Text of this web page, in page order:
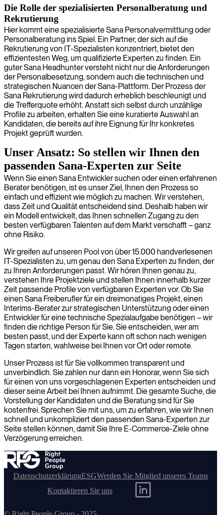
Die Rolle der spezialisierten Personalberatung und
Rekrutierung
Hier kommt eine spezialisierte Sana Personalvermittlung oder
Personalberatung ins Spiel. Ein Partner, der sich auf die
Rekrutierung von IT-Spezialisten konzentriert, bietet den
effizientesten Weg, um qualifizierte Experten zu finden. Ein
guter Sana Headhunter versteht nicht nur die Anforderungen
der Personalbesetzung, sondern auch die technischen und
strategischen Nuancen der Sana-Plattform. Der Prozess der
Sana Rekrutierung wird dadurch erheblich beschleunigt und
die Trefferquote erhöht. Anstatt sich selbst durch unzählige
Profile zu arbeiten, erhalten Sie eine kuratierte Auswahl an
Kandidaten, die bereits auf ihre Eignung für Ihr konkretes
Projekt geprüft wurden.
Unser Ansatz: So stellen wir Ihnen den
passenden Sana-Experten zur Seite
Wenn Sie einen Sana Entwickler suchen oder einen erfahrenen
Berater benötigen, ist es unser Ziel, Ihnen den Prozess so
einfach und effizient wie möglich zu machen. Wir verstehen,
dass Zeit und Qualität entscheidend sind. Deshalb haben wir
ein Modell entwickelt, das Ihnen schnellen Zugang zu den
besten verfügbaren Talenten auf dem Markt verschafft – ganz
ohne Risiko.
Wir greifen auf unseren Pool von über 15.000 handverlesenen
IT-Spezialisten zu, um genau den Sana Experten zu finden, der
zu Ihren Anforderungen passt. Wir hören Ihnen genau zu,
verstehen Ihre Projektziele und stellen Ihnen innerhalb kurzer
Zeit passende Profile von verfügbaren Experten vor. Ob Sie
einen Sana Freiberufler für ein dreimonatiges Projekt, einen
Interims-Berater zur strategischen Unterstützung oder einen
Entwickler für eine technische Spezialaufgabe benötigen – wir
finden die richtige Person für Sie. Sie entscheiden, wer am
besten passt, und der Experte kann oft schon nach wenigen
Tagen starten, wahlweise bei Ihnen vor Ort oder remote.
Unser Prozess ist für Sie vollkommen transparent und
unverbindlich. Sie zahlen nur dann ein Honorar, wenn Sie sich
für einen von uns vorgeschlagenen Experten entscheiden und
dieser seine Arbeit bei Ihnen aufnimmt. Die gesamte Suche, die
Vorstellung der Kandidaten und die Beratung sind für Sie
kostenfrei. Sprechen Sie mit uns, um zu erfahren, wie wir Ihnen
schnell und unkompliziert den passenden Sana-Experten zur
Seite stellen können, damit Sie Ihre E-Commerce-Ziele ohne
Verzögerung erreichen.
DatenschutzerklärungESGWerden Sie Mitglied unseres Teams
Kontaktieren Sie uns